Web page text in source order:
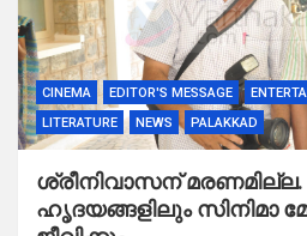
CINEMA EDITOR'S MESSAGE
LITERATURE
NEWS PALAKKAD
ശ്രീനിവാസന്
ഹൃദയങ്ങളിലും സിനിമാ